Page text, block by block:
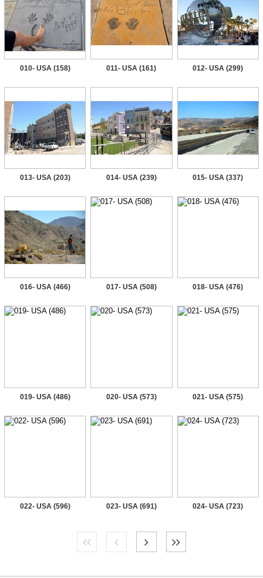
010- USA (158) 011- USA (161) 012- USA (299)
013- USA (203) 014- USA (239) 015- USA (337)
016- USA (466) 017- USA (508) 018- USA (476)
019- USA (486) 020- USA (573) 021- USA (575)
022- USA (596) 023- USA (691) 024- USA (723)